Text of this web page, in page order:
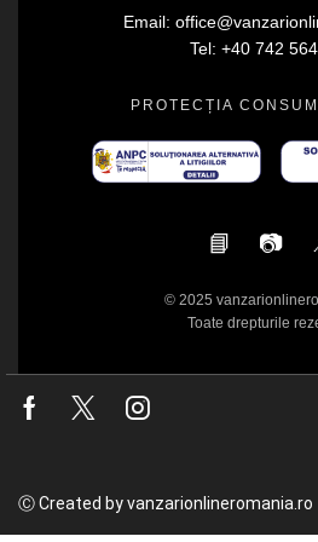
Email:
Tel: +40 742
PROTECȚIA
📘 📷
© 2025
Toate drepturile
Facebook
Twitter
Ⓒ Created by vanzarionlineromania.ro